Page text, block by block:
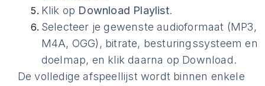
Klik op Download Playlist.
Selecteer je gewenste audioformaat (MP3,
M4A, OGG), bitrate, besturingssysteem en
doelmap, en klik daarna op Download.
De volledige afspeellijst wordt binnen enkele